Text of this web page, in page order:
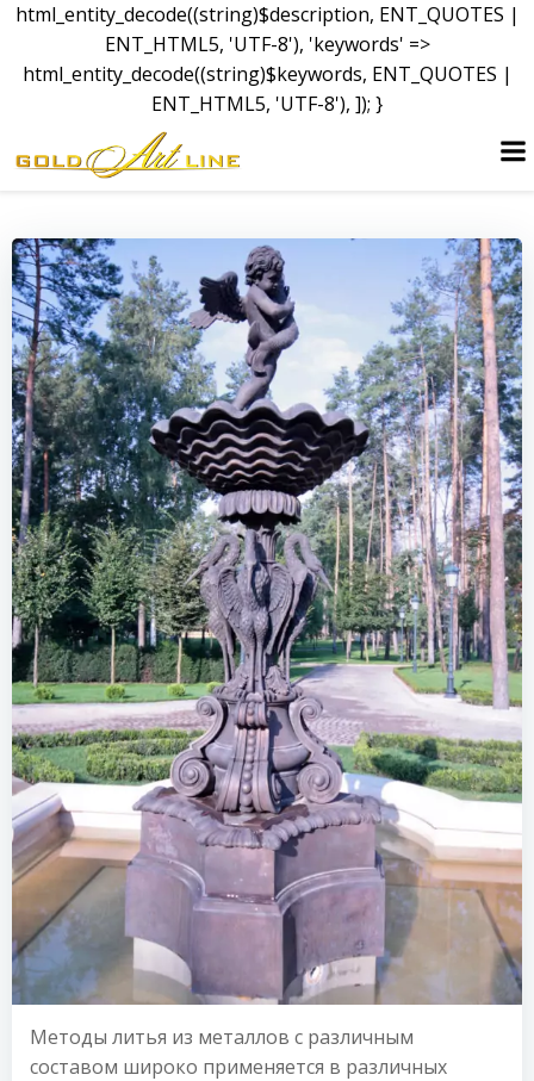
html_entity_decode((string)$description, ENT_QUOTES |
ENT_HTML5, 'UTF-8'), 'keywords' =>
html_entity_decode((string)$keywords, ENT_QUOTES |
ENT_HTML5, 'UTF-8'), ]); }
Методы литья из металлов с различным
составом широко применяется в различных